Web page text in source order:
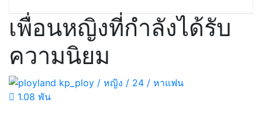
เพื่อนหญิงที่กำลังได้รับ
ความนิยม
1.08 พัน